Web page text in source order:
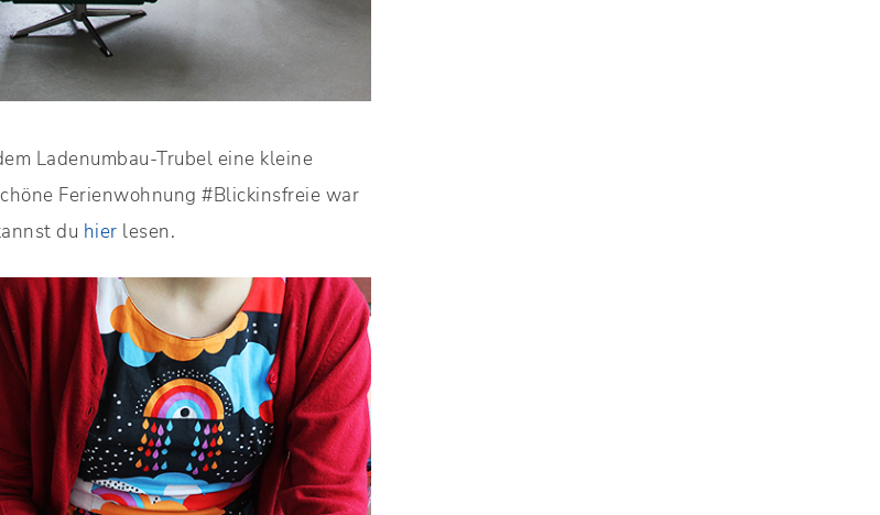
Ladenumbau-Trubel eine kleine
Ferienwohnung #Blickinsfreie war
du hier lesen.